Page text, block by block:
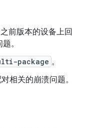
前版本的设备上回
。
package 。
相关的崩溃问题。